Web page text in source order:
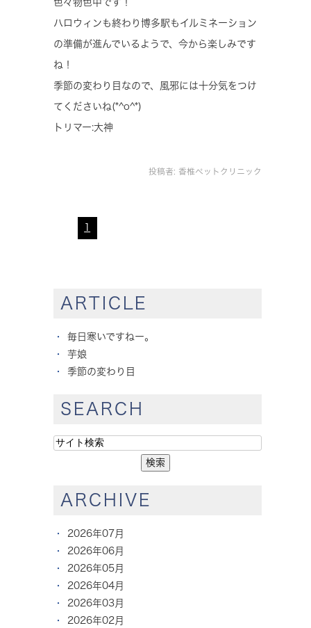
色々物色中です！
ハロウィンも終わり博多駅もイルミネーション
の準備が進んでいるようで、今から楽しみです
ね！
季節の変わり目なので、風邪には十分気をつけ
てくださいね(*^o^*)
トリマー:大神
投稿者: 香椎ペットクリニック
ARTICLE
毎日寒いですねー。
芋娘
季節の変わり目
SEARCH
ARCHIVE
2026年07月
2026年06月
2026年05月
2026年04月
2026年03月
2026年02月